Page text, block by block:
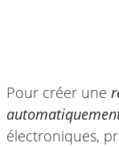
Pour créer une
électroniques,